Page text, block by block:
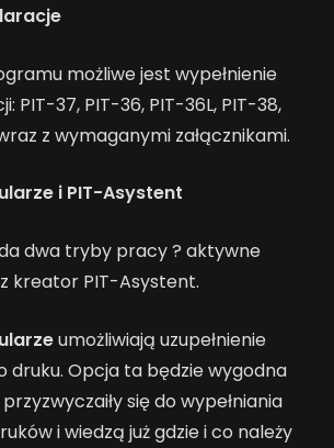
możliwe jest wypełnienie
PIT-37, PIT-36, PIT-36L, PIT-38,
z wymaganymi załącznikami.
i PIT-Asystent
dwa tryby pracy ? aktywne
kreator PIT-Asystent.
umożliwiają uzupełnienie
druku. Opcja ta będzie wygodna
się do wypełniania
i wiedzą już gdzie i co należy